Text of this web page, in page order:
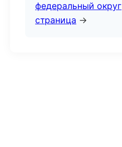
федеральный округ
страница →